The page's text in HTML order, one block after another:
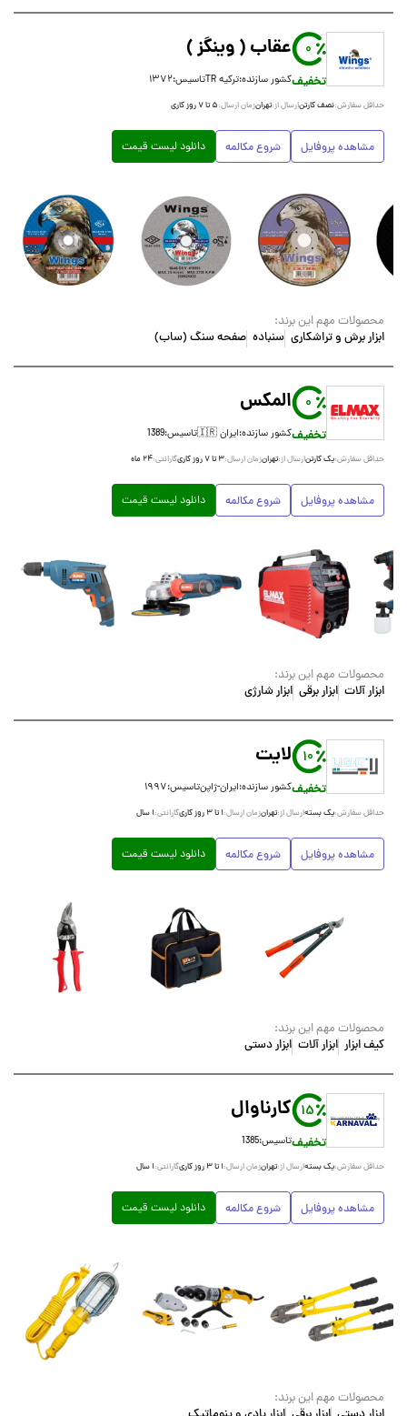
0
تخفیف
عقاب ( وینگز )
کشور سازنده:ترکیه TR تاسیس:۱۳۷۲
حداقل سفارش:نصف کارتنارسال از:تهرانزمان ارسال:۵ تا ۷ روز کاری
مشاهده پروفایل شروع مکالمه دانلود لیست قیمت
محصولات مهم این برند:
ابزار برش و تراشکاری سنباده صفحه سنگ (ساب)
0
تخفیف
المکس
کشور سازنده:ایران 🇮🇷 تاسیس:1389
حداقل سفارش:یک کارتنارسال از:تهرانزمان ارسال:۳ تا ۷ روز کاری گارانتی:۲۴ ماه
مشاهده پروفایل شروع مکالمه دانلود لیست قیمت
محصولات مهم این برند:
ابزار آلات ابزار برقی ابزار شارژی
10
تخفیف
لایت
کشور سازنده:ایران-ژاپنتاسیس:۱۹۹۷
حداقل سفارش:یک بستهارسال از:تهرانزمان ارسال:۱ تا ۳ روز کاری گارانتی:۱ سال
مشاهده پروفایل شروع مکالمه دانلود لیست قیمت
محصولات مهم این برند:
کیف ابزار ابزار آلات ابزار دستی
15
تخفیف
کارناوال
تاسیس:1385
حداقل سفارش:یک بستهارسال از:تهرانزمان ارسال:۱ تا ۳ روز کاری گارانتی:۱ سال
مشاهده پروفایل شروع مکالمه دانلود لیست قیمت
محصولات مهم این برند: